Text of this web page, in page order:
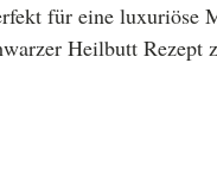
für eine luxuriöse
Heilbutt Rezept